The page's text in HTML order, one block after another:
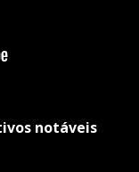
notáveis